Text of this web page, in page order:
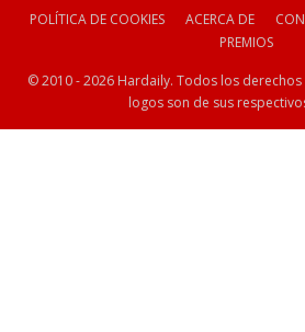
POLÍTICA DE COOKIES ACERCA DE
PREMIOS
© 2010 - 2026 Hardaily. Todos los derechos
logos son de sus